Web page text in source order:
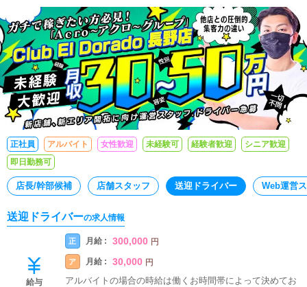
正社員 アルバイト 女性歓迎 未経験可 経験者歓迎
シニア歓迎
即日勤務可
店長/幹部候補 店舗スタッフ 送迎ドライバー Web運営
送迎ドライバーの求人情報
給与
正 月給 : 300,000 円
ア 月給 : 30,000 円
アルバイトの場合の時給は働くお時間帯によって決めてお